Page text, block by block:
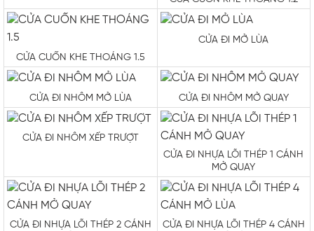
CỬA CUỐN KHE THOÁNG 1.5
CỬA ĐI MỞ LÙA
CỬA ĐI NHÔM MỞ LÙA CỬA ĐI NHÔM MỞ QUAY
CỬA ĐI NHÔM XẾP TRƯỢT
CỬA ĐI NHỰA LÕI THÉP 1 CÁNH
MỞ QUAY
CỬA ĐI NHỰA LÕI THÉP 2 CÁNH
CỬA ĐI NHỰA LÕI THÉP 4 CÁNH